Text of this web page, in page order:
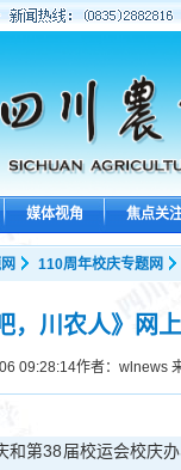
媒体视角 焦点关
110周年校庆专题网
，川农人》网
09:28:14作者：wlnews
和第38届校运会校庆